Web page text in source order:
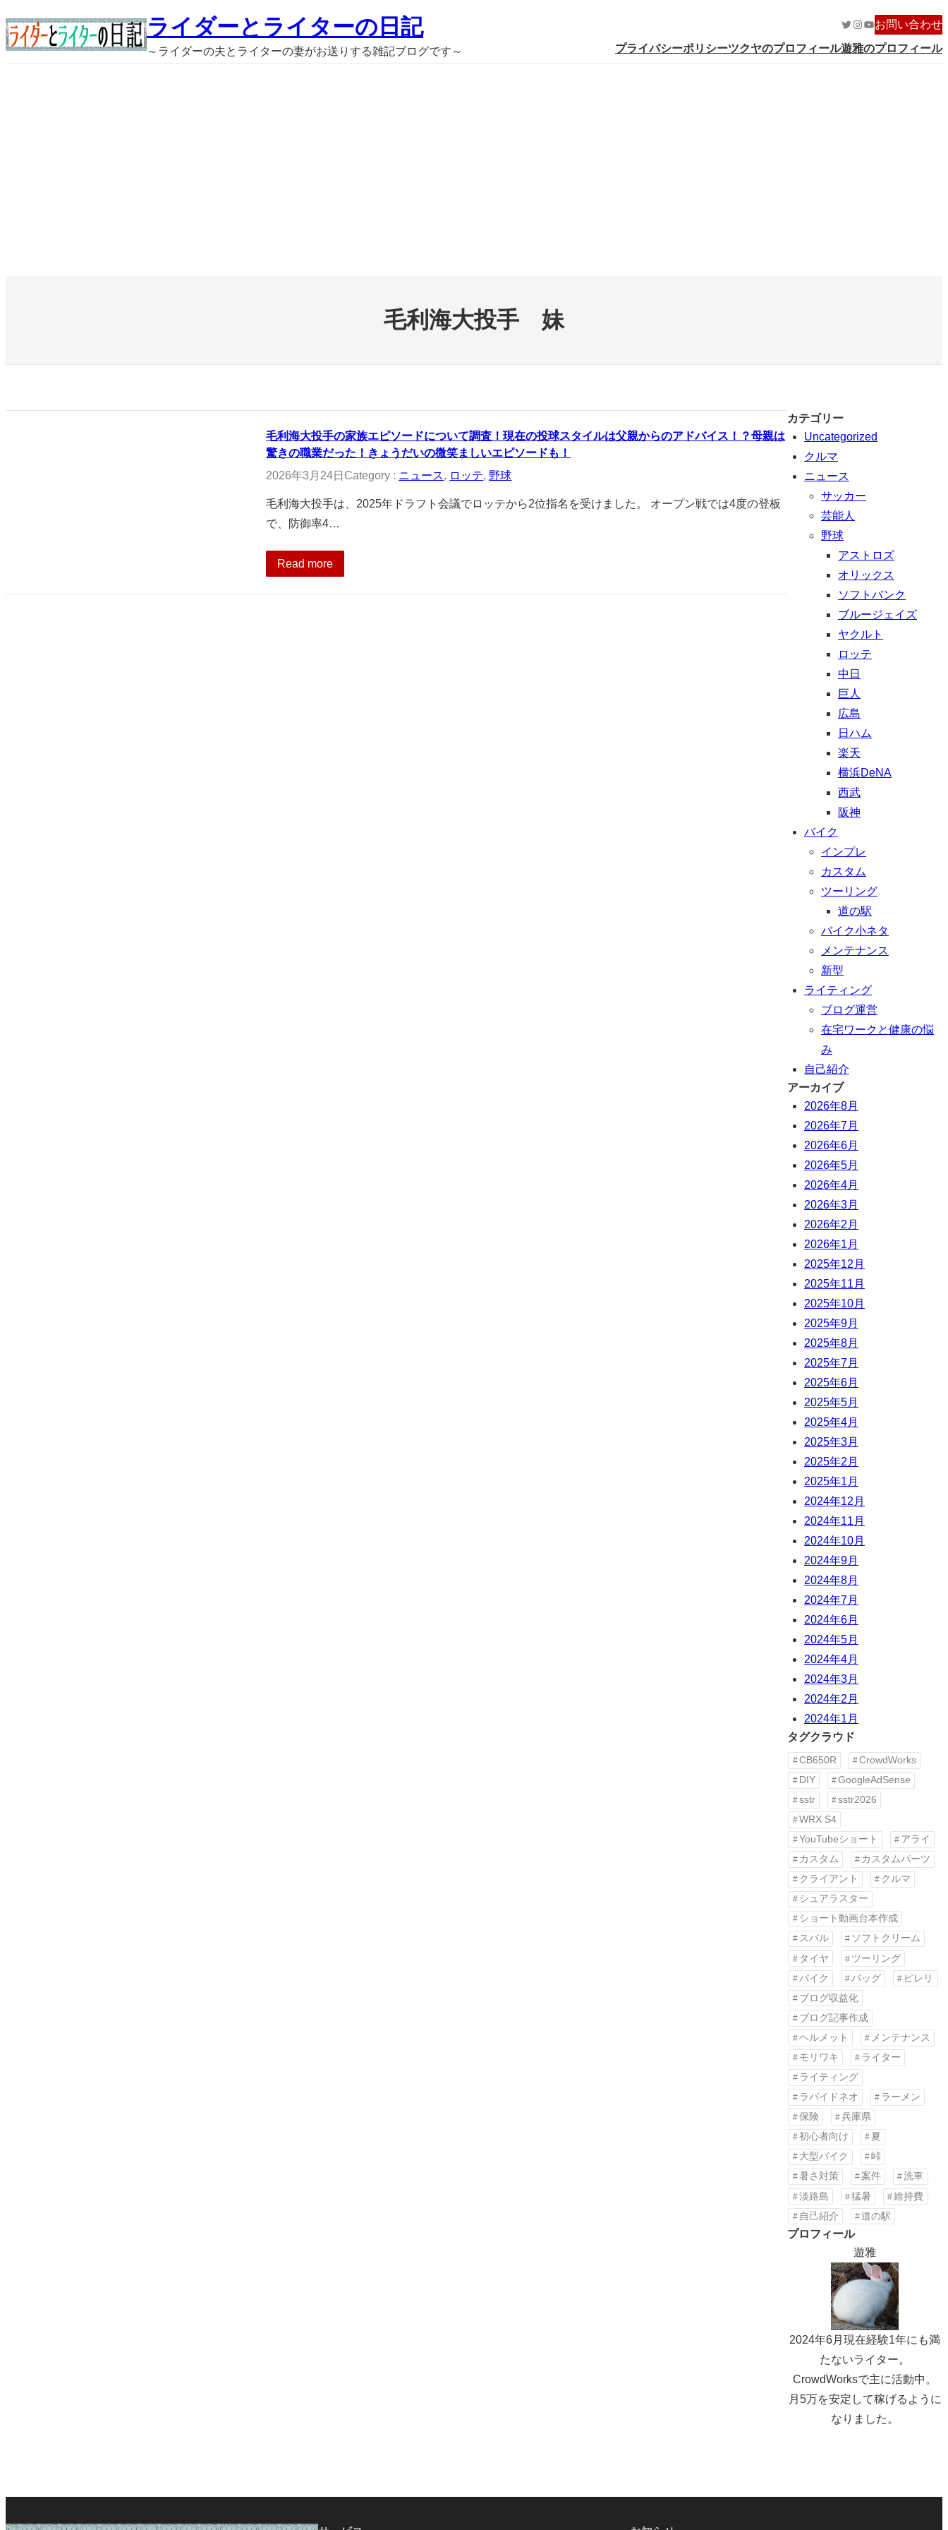
容
を
ライダーとライターの日記
～ライダーの夫とライターの妻がお送りする雑記ブログです～
Twitter
Instagram
YouTube
お問い合わせ
プライバシーポリシーツクヤのプロフィール遊雅のプロフィール
毛利海大投手 妹
毛利海大投手の家族エピソードについて調査！現在の投球スタイルは父親からのアドバイス！？母親は
驚きの職業だった！きょうだいの微笑ましいエピソードも！
2026年3月24日 Category : ニュース, ロッテ, 野球
毛利海大投手は、2025年ドラフト会議でロッテから2位指名を受けました。 オープン戦では4度の登板
で、防御率4…
Read more
カテゴリー
Uncategorized
クルマ
ニュース
サッカー
芸能人
野球
アストロズ
オリックス
ソフトバンク
ブルージェイズ
ヤクルト
ロッテ
中日
巨人
広島
日ハム
楽天
横浜DeNA
西武
阪神
バイク
インプレ
カスタム
ツーリング
道の駅
バイク小ネタ
メンテナンス
新型
ライティング
ブログ運営
在宅ワークと健康の悩
み
自己紹介
アーカイブ
2026年8月
2026年7月
2026年6月
2026年5月
2026年4月
2026年3月
2026年2月
2026年1月
2025年12月
2025年11月
2025年10月
2025年9月
2025年8月
2025年7月
2025年6月
2025年5月
2025年4月
2025年3月
2025年2月
2025年1月
2024年12月
2024年11月
2024年10月
2024年9月
2024年8月
2024年7月
2024年6月
2024年5月
2024年4月
2024年3月
2024年2月
2024年1月
タグクラウド
CB650R
CrowdWorks
DIY
GoogleAdSense
sstr
sstr2026
WRX S4
YouTubeショート
アライ
カスタム
カスタムパーツ
クライアント
クルマ
シュアラスター
ショート動画台本作成
スバル
ソフトクリーム
タイヤ
ツーリング
バイク
バッグ
ピレリ
ブログ収益化
ブログ記事作成
ヘルメット
メンテナンス
モリワキ
ライター
ライティング
ラパイドネオ
ラーメン
保険
兵庫県
初心者向け
夏
大型バイク
峠
暑さ対策
案件
洗車
淡路島
猛暑
維持費
自己紹介
道の駅
プロフィール
遊雅
2024年6月現在経験1年にも満
たないライター。
CrowdWorksで主に活動中。
月5万を安定して稼げるように
なりました。